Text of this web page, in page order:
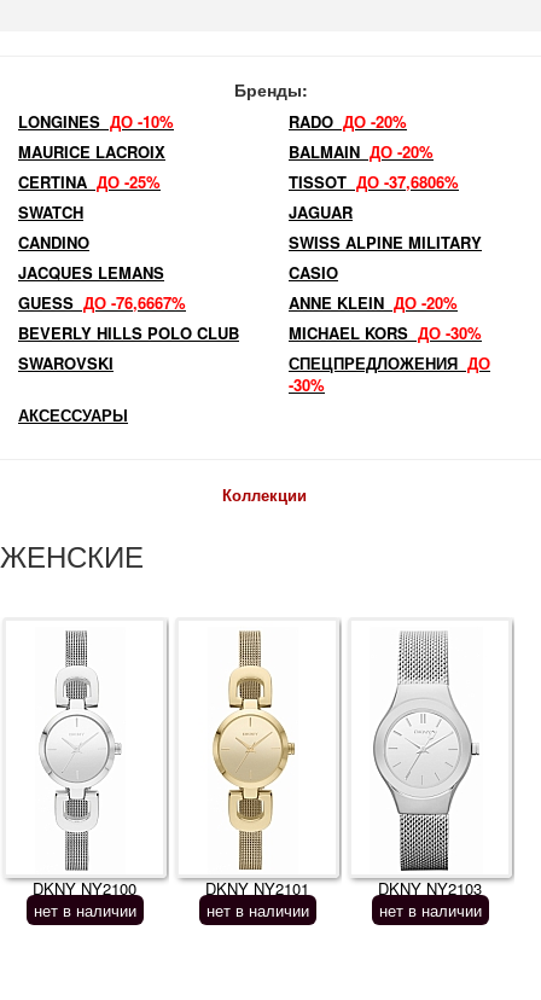
Бренды:
LONGINES ДО -10% RADO ДО -20%
MAURICE LACROIX
BALMAIN ДО -20%
CERTINA ДО -25% TISSOT ДО -37,6806%
SWATCH
JAGUAR
CANDINO
SWISS ALPINE MILITARY
JACQUES LEMANS
CASIO
GUESS ДО -76,6667% ANNE KLEIN ДО -20%
BEVERLY HILLS POLO CLUB
MICHAEL KORS ДО -30%
SWAROVSKI
СПЕЦПРЕДЛОЖЕНИЯ ДО
-30%
АКСЕССУАРЫ
Коллекции
ЖЕНСКИЕ
DKNY NY2100
нет в наличии
DKNY NY2101
нет в наличии
DKNY NY2103
нет в наличии